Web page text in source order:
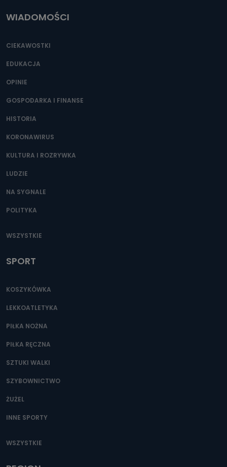
WIADOMOŚCI
CIEKAWOSTKI
EDUKACJA
OPINIE
GOSPODARKA I FINANSE
HISTORIA
KORONAWIRUS
KULTURA I ROZRYWKA
LUDZIE
NA SYGNALE
POLITYKA
WSZYSTKIE
SPORT
KOSZYKÓWKA
LEKKOATLETYKA
PIŁKA NOŻNA
PIŁKA RĘCZNA
SZTUKI WALKI
SZYBOWNICTWO
ŻUŻEL
INNE SPORTY
WSZYSTKIE